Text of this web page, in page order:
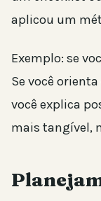
aplicou um
Exemplo: se
Se você
você explica
mais tangível,